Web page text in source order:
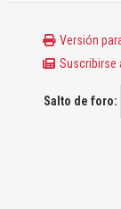
Versión
Suscribirse
Salto de foro: